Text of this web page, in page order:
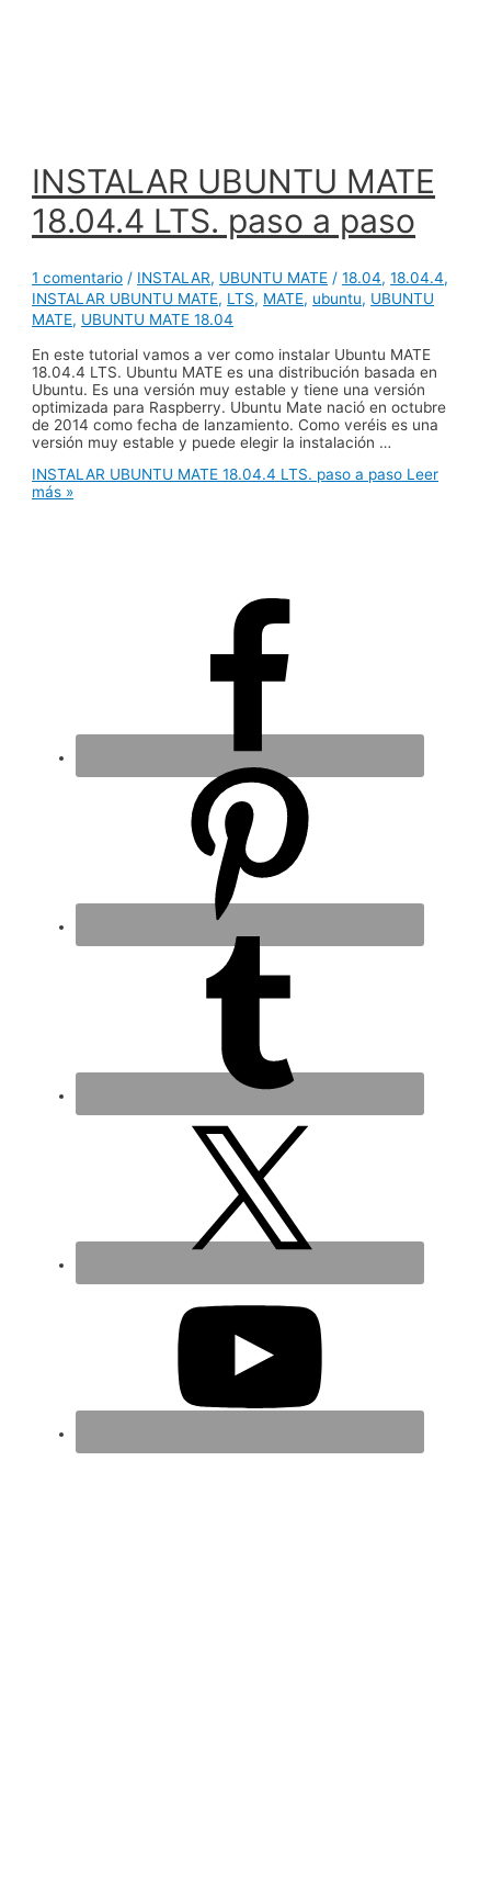
INSTALAR UBUNTU MATE
18.04.4 LTS. paso a paso
1 comentario / INSTALAR, UBUNTU MATE /18.04,18.04.4,
INSTALAR UBUNTU MATE, LTS, MATE, ubuntu, UBUNTU
MATE, UBUNTU MATE 18.04
En este tutorial vamos a ver como instalar Ubuntu MATE
18.04.4 LTS. Ubuntu MATE es una distribución basada en
Ubuntu. Es una versión muy estable y tiene una versión
optimizada para Raspberry. Ubuntu Mate nació en octubre
de 2014 como fecha de lanzamiento. Como veréis es una
versión muy estable y puede elegir la instalación …
INSTALAR UBUNTU MATE 18.04.4 LTS. paso a paso Leer
más »